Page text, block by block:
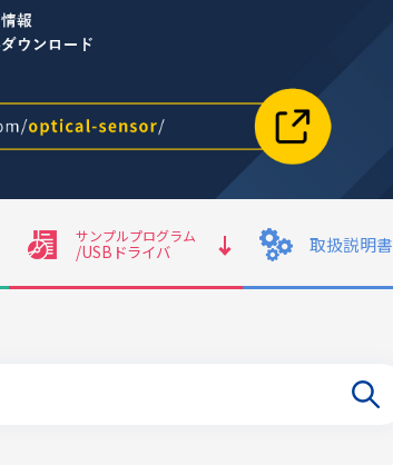
サンプルプログラム
/USBドライバ 取扱説明書